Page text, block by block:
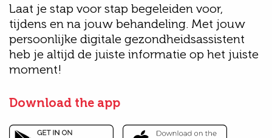
Laat je stap voor stap begeleiden voor,
tijdens en na jouw behandeling. Met jouw
persoonlijke digitale gezondheidsassistent
heb je altijd de juiste informatie op het juiste
moment!
Download the app